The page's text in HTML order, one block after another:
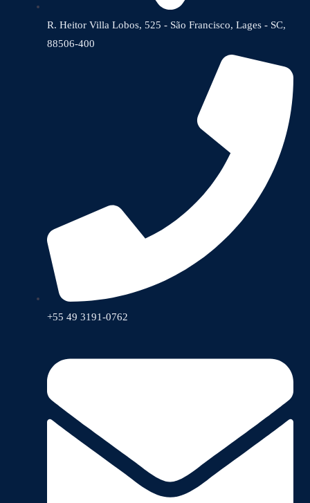
R. Heitor Villa Lobos, 525 - São Francisco, Lages - SC,
88506-400
+55 49 3191-0762